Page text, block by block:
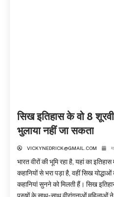
सिख इतिहास के वो 8
भुलाया नहीं जा सकता
VICKYNEDRICK@GMAIL.COM
भारत वीरों की भूमि रहा है, यहां का इतिहास
कहानियों से भरा पड़ा है, वहीं सिख
कहानियां सुनने को मिलती हैं। सिख
पुरुषों के साथ-साथ वीरांगनाओं महिलाओं ने